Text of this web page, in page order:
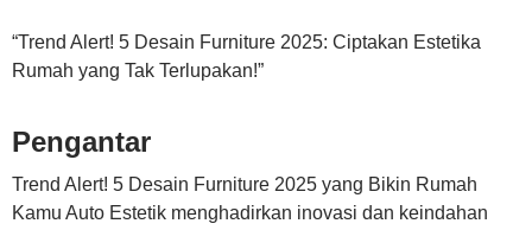
“Trend Alert! 5 Desain Furniture 2025: Ciptakan Estetika
Rumah yang Tak Terlupakan!”
Pengantar
Trend Alert! 5 Desain Furniture 2025 yang Bikin Rumah
Kamu Auto Estetik menghadirkan inovasi dan keindahan